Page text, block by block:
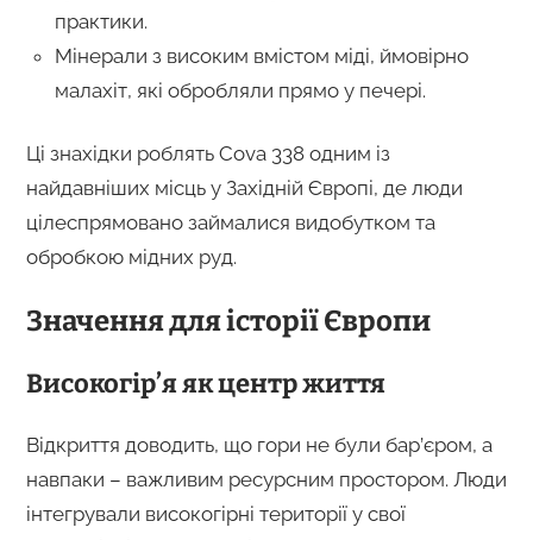
практики.
Мінерали з високим вмістом міді, ймовірно
малахіт, які обробляли прямо у печері.
Ці знахідки роблять Cova 338 одним із
найдавніших місць у Західній Європі, де люди
цілеспрямовано займалися видобутком та
обробкою мідних руд.
Значення для історії Європи
Високогір’я як центр життя
Відкриття доводить, що гори не були бар’єром, а
навпаки – важливим ресурсним простором. Люди
інтегрували високогірні території у свої